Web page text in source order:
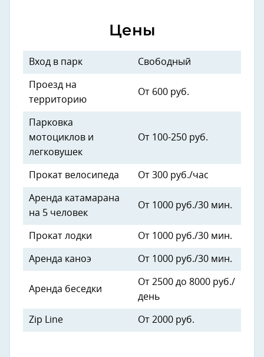
Цены
Вход в парк Свободный
Проезд на
территорию
От 600 руб.
Парковка
мотоциклов и
легковушек
От 100-250 руб.
Прокат велосипеда От 300 руб./час
Аренда катамарана
на 5 человек
От 1000 руб./30 мин.
Прокат лодки От 1000 руб./30 мин.
Аренда каноэ От 1000 руб./30 мин.
Аренда беседки
От 2500 до 8000 руб./
день
Zip Line От 2000 руб.